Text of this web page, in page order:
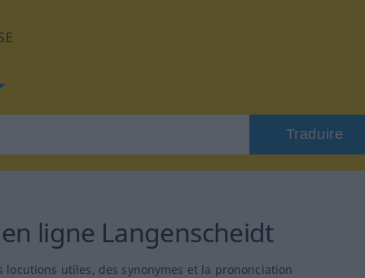
Traduire
ligne Langenscheidt
locutions utiles, des synonymes et la prononciation